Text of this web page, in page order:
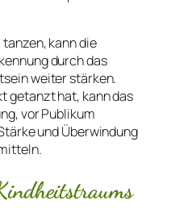
kann die
durch das
weiter stärken.
getanzt hat, kann das
vor Publikum
und Überwindung